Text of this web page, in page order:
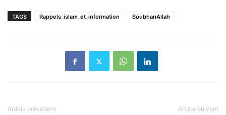
TAGS Rappels_islam_et_information SoubhanAllah
Article précédent Article suivant